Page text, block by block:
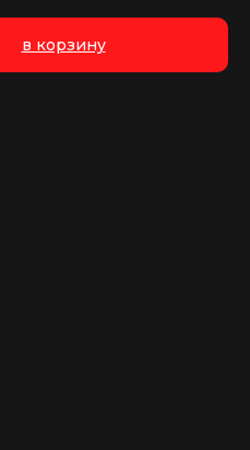
в корзину